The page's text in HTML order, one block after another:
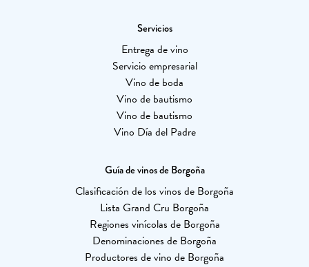
Servicios
Entrega de vino
Servicio empresarial
Vino de boda
Vino de bautismo
Vino de bautismo
Vino Día del Padre
Guía de vinos de Borgoña
Clasificación de los vinos de Borgoña
Lista Grand Cru Borgoña
Regiones vinícolas de Borgoña
Denominaciones de Borgoña
Productores de vino de Borgoña